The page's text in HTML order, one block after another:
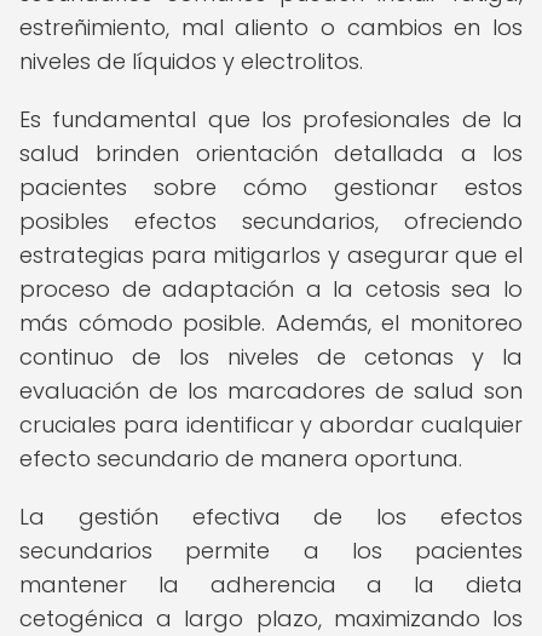
estreñimiento, mal aliento o cambios en los
niveles de líquidos y electrolitos.
Es fundamental que los profesionales de la
salud brinden orientación detallada a los
pacientes sobre cómo gestionar estos
posibles efectos secundarios, ofreciendo
estrategias para mitigarlos y asegurar que el
proceso de adaptación a la cetosis sea lo
más cómodo posible. Además, el monitoreo
continuo de los niveles de cetonas y la
evaluación de los marcadores de salud son
cruciales para identificar y abordar cualquier
efecto secundario de manera oportuna.
La gestión efectiva de los efectos
secundarios permite a los pacientes
mantener la adherencia a la dieta
cetogénica a largo plazo, maximizando los